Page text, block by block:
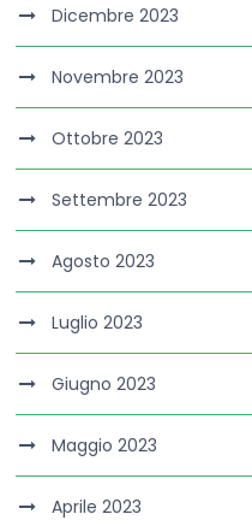
Dicembre 2023
Novembre 2023
Ottobre 2023
Settembre 2023
Agosto 2023
Luglio 2023
Giugno 2023
Maggio 2023
Aprile 2023